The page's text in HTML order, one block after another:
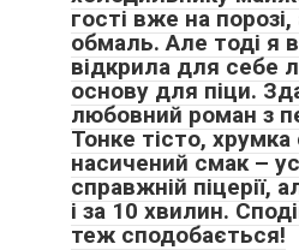
гості вже на
обмаль. Але тоді я
відкрила для себе
основу для піци.
любовний роман з
Тонке тісто, хрумка
насичений смак –
справжній піцерії,
і за 10 хвилин.
теж сподобається!